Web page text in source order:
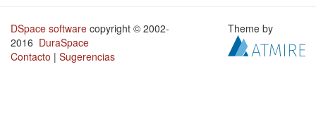
DSpace software copyright © 2002-
2016 DuraSpace
Contacto | Sugerencias
Theme by